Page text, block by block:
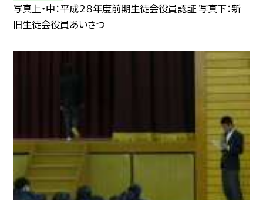
写真上・中：平成２８年度前期生徒会役員認証 写真下：新
旧生徒会役員あいさつ